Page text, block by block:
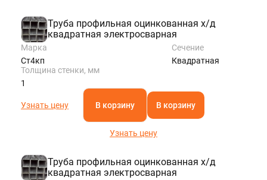
Труба профильная оцинкованная х/д
квадратная электросварная
Марка
Ст4кп
Сечение
Квадратная
Толщина стенки, мм
1
Узнать цену В корзину В корзину
Узнать цену
Труба профильная оцинкованная х/д
квадратная электросварная